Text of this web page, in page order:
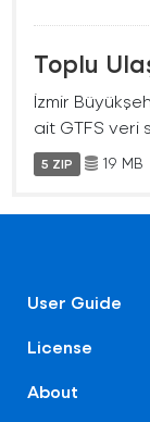
Toplu
İzmir
ait GTFS veri
5 ZIP 19 MB
User Guide
License
About